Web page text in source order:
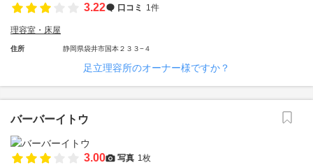
3.22
口コミ 1件
理容室・床屋
住所 静岡県袋井市国本２３３−４
足立理容所のオーナー様ですか？
バーバーイトウ
3.00 写真 1枚